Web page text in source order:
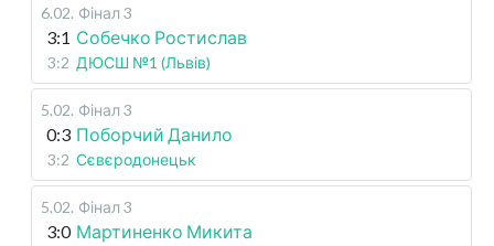
6.02. Фінал 3
3:1 Собечко Ростислав
3:2 ДЮСШ №1 (Львів)
5.02. Фінал 3
0:3 Поборчий Данило
3:2 Сєвєродонецьк
5.02. Фінал 3
3:0 Мартиненко Микита